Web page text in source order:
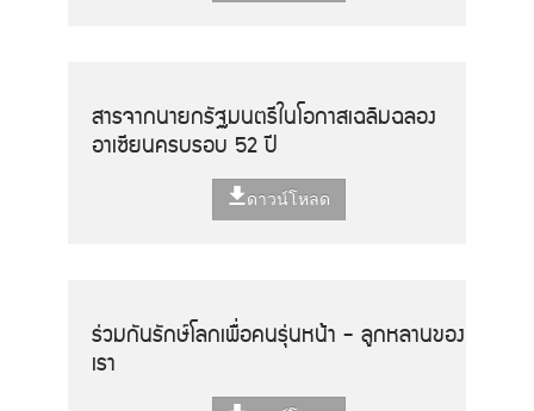
สารจากนายกรัฐมนตรีในโอกาสเฉลิมฉลอง
อาเซียนครบรอบ 52 ปี
ดาวน์โหลด
ร่วมกันรักษ์โลกเพื่อคนรุ่นหน้า - ลูกหลานของ
เรา